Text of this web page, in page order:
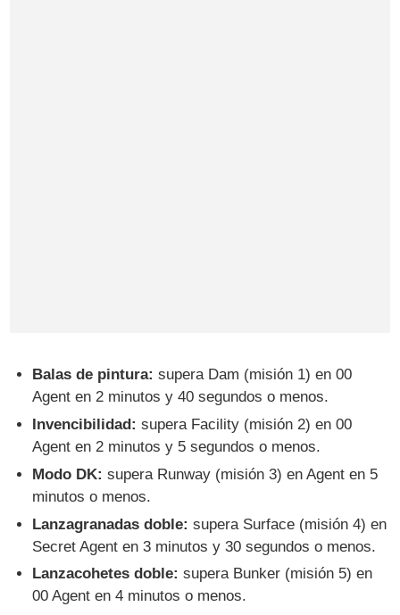
Balas de pintura: supera Dam (misión 1) en 00
Agent en 2 minutos y 40 segundos o menos.
Invencibilidad: supera Facility (misión 2) en 00
Agent en 2 minutos y 5 segundos o menos.
Modo DK: supera Runway (misión 3) en Agent en 5
minutos o menos.
Lanzagranadas doble: supera Surface (misión 4) en
Secret Agent en 3 minutos y 30 segundos o menos.
Lanzacohetes doble: supera Bunker (misión 5) en
00 Agent en 4 minutos o menos.